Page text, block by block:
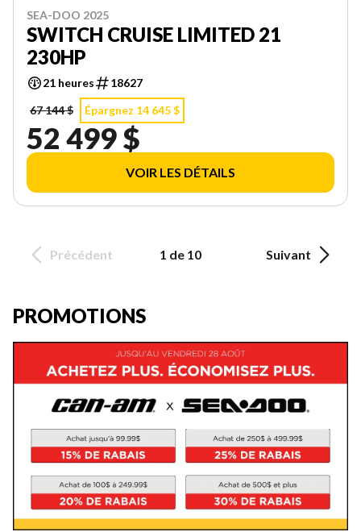
SEA-DOO 2025
SWITCH CRUISE LIMITED 21
230HP
21 heures
18627
67 144 $
Épargnez 14 645 $
52 499 $
VOIR LES DÉTAILS
Précédent 1 de 10 Suivant
PROMOTIONS